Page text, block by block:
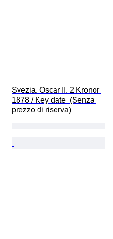
Svezia. Oscar II. 2 Kronor
1878 / Key date  (Senza
prezzo di riserva)